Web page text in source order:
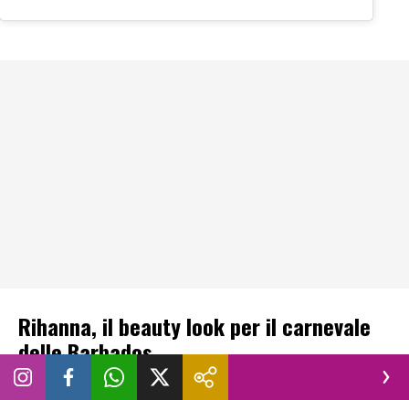
Rihanna, il beauty look per il carnevale
delle Barbados
Rihanna non è dunque voluta mancare al Carnevale delle